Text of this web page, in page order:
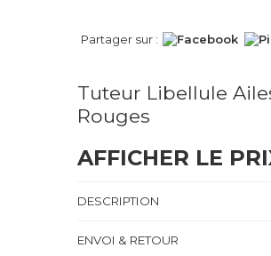
Partager sur :
Tuteur Libellule
Rouges
AFFICHER LE
DESCRIPTION
ENVOI & RETOUR